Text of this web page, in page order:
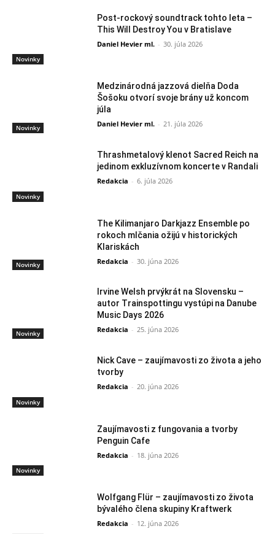
Novinky
Post-rockový soundtrack tohto leta –
This Will Destroy You v Bratislave
Daniel Hevier ml. - 30. júla 2026
Novinky
Medzinárodná jazzová dielňa Doda
Šošoku otvorí svoje brány už koncom
júla
Daniel Hevier ml. - 21. júla 2026
Novinky
Thrashmetalový klenot Sacred Reich na
jedinom exkluzívnom koncerte v Randali
Redakcia - 6. júla 2026
Novinky
The Kilimanjaro Darkjazz Ensemble po
rokoch mlčania ožijú v historických
Klariskách
Redakcia - 30. júna 2026
Novinky
Irvine Welsh prvýkrát na Slovensku –
autor Trainspottingu vystúpi na Danube
Music Days 2026
Redakcia - 25. júna 2026
Novinky
Nick Cave – zaujímavosti zo života a jeho
tvorby
Redakcia - 20. júna 2026
Novinky
Zaujímavosti z fungovania a tvorby
Penguin Cafe
Redakcia - 18. júna 2026
Wolfgang Flür – zaujímavosti zo života
bývalého člena skupiny Kraftwerk
Redakcia - 12. júna 2026